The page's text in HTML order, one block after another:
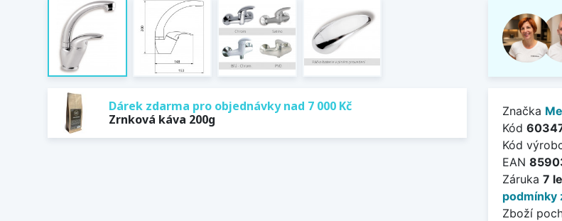
Dárek zdarma pro objednávky nad 7 000 Kč
Zrnková káva 200g
Značka
Kód
Kód
EAN
Záruka 7
podmínky
Zboží